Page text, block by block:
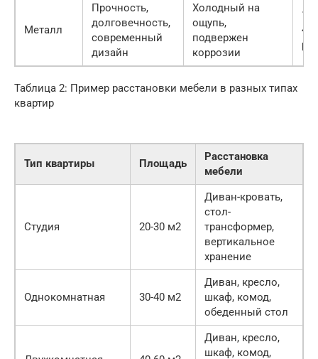
Металл
Прочность,
долговечность,
современный
дизайн
Холодный на
ощупь,
подвержен
коррозии
Таблица 2: Пример расстановки мебели в разных типах
квартир
Тип квартиры Площадь
Расстановка
мебели
Студия 20-30 м2
Диван-кровать,
стол-
трансформер,
вертикальное
хранение
Однокомнатная 30-40 м2
Диван, кресло,
шкаф, комод,
обеденный стол
Диван, кресло,
шкаф, комод,